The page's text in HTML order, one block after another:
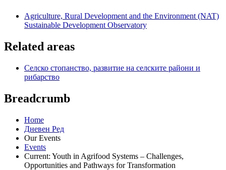
Agriculture, Rural Development and the Environment (NAT)
Sustainable Development Observatory
Related areas
Селско стопанство, развитие на селските райони и
рибарство
Breadcrumb
Home
Дневен Ред
Our Events
Events
Current: Youth in Agrifood Systems – Challenges,
Opportunities and Pathways for Transformation